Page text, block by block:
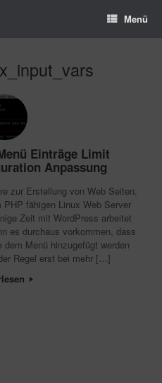
Menü
Einträge Limit
Anpassung
zur Erstellung von Web Seiten.
fähigen Linux Web Server
Zeit mit WordPress arbeitet
es durchaus vorkommen, dass
Menü hinzugefügt werden
Regel erst bei mehr […]